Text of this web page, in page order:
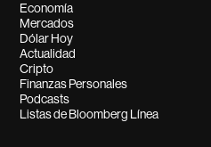
Economía
Mercados
Dólar Hoy
Actualidad
Cripto
Finanzas Personales
Podcasts
Listas de Bloomberg Línea